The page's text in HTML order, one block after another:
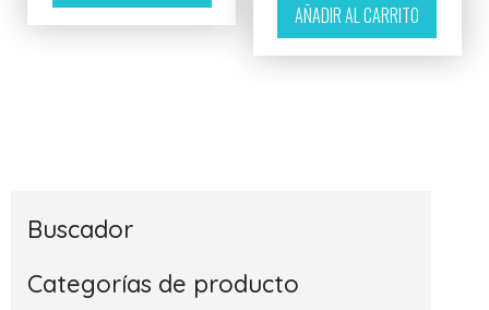
AÑADIR AL CARRITO
Buscador
Categorías de producto